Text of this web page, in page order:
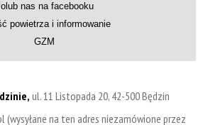
nas na facebooku
powietrza i informowanie
GZM
ul. 11 Listopada 20, 42-500 Będzin
(wysyłane na ten adres niezamówione przez